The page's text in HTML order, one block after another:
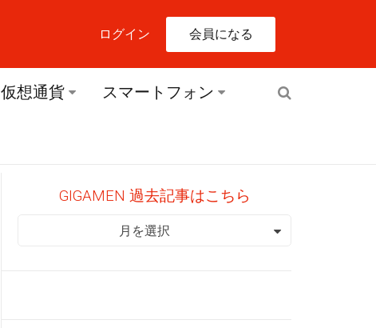
ログイン 会員になる
仮想通貨 スマートフォン
GIGAMEN 過去記事はこちら
GIGAMEN 過去記事はこちら
月を選択